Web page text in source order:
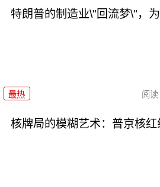
特朗普的制造业\"回流梦\"，
最热 阅读
核牌局的模糊艺术：普京核红